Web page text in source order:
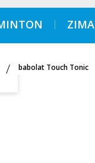
ZIMA
babolat Touch Tonic